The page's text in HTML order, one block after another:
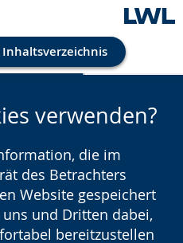
Inhaltsverzeichnis
verwenden?
die im
des Betrachters
Website gespeichert
und Dritten dabei,
bereitzustellen